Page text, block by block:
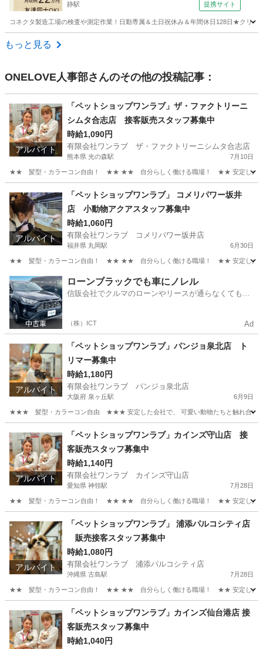
静駅 提携サイト
コネクタ製造工場の検査や測定作業！日勤専属＆土日祝休み＆年間休日128日★クリ
茨城 常陸大宮市
もっと見る
ONELOVE人事部さんのその他の投稿記事：
アルバイト
「ペットショップワンラブ」ザ・ファクトリーニ
シムタ合志店 接客販売スタッフ募集中
時給1,090円
有限会社ワンラブ ザ・ファクトリーニシムタ合志店
熊本県 光の森駅 7月10日
★★ 髪型・カラーコン自由！ ★★ ★★ 自分らしく働ける職場！ ★★ 安定した会社で
光の森駅 その他 スタッフ
アルバイト
「ペットショップワンラブ」 コメリパワー坂井
店 小動物アクアスタッフ募集中
時給1,060円
有限会社ワンラブ コメリパワー坂井店
福井県 丸岡駅 6月30日
★★ 髪型・カラーコン自由！ ★★ ★★ 自分らしく働ける職場！ ★★ 安定した会社で
福井 坂井市 丸岡駅 その他 動物
ローンブラックでも車にノレル
信販会社でクルマのローンやリースが通らなくてもク
（株）ICT Ad
アルバイト
「ペットショップワンラブ」パンジョ泉北店 ト
リマー募集中
時給1,180円
有限会社ワンラブ パンジョ泉北店
大阪府 泉ヶ丘駅 6月9日
★★★ 髪型・カラーコン自由 ★★★ 安定した会社で、 可愛い動物たちと触れ合いな
泉ヶ丘駅 動物
アルバイト
「ペットショップワンラブ」カインズ守山店 接
客販売スタッフ募集中
時給1,140円
有限会社ワンラブ カインズ守山店
愛知県 神領駅 7月28日
★★ 髪型・カラーコン自由！ ★★ ★★ 自分らしく働ける職場！ ★★ 安定した会社で
神領駅 その他 スタッフ
アルバイト
「ペットショップワンラブ」 浦添パルコシティ店
販売接客スタッフ募集中
時給1,080円
有限会社ワンラブ 浦添パルコシティ店
沖縄県 古島駅 7月28日
★★ 髪型・カラーコン自由！ ★★ ★★ 自分らしく働ける職場！ ★★ 安定した会社で
古島駅 スタッフ
「ペットショップワンラブ」カインズ仙台港店 接
客販売スタッフ募集中
時給1,040円